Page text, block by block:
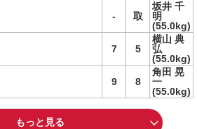
- 取
坂井 千
明
(55.0kg)
7 5
横山 典
弘
(55.0kg)
9 8
角田 晃
一
(55.0kg)
もっと見る